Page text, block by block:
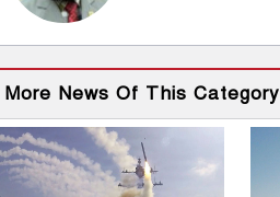
More News Of This Category